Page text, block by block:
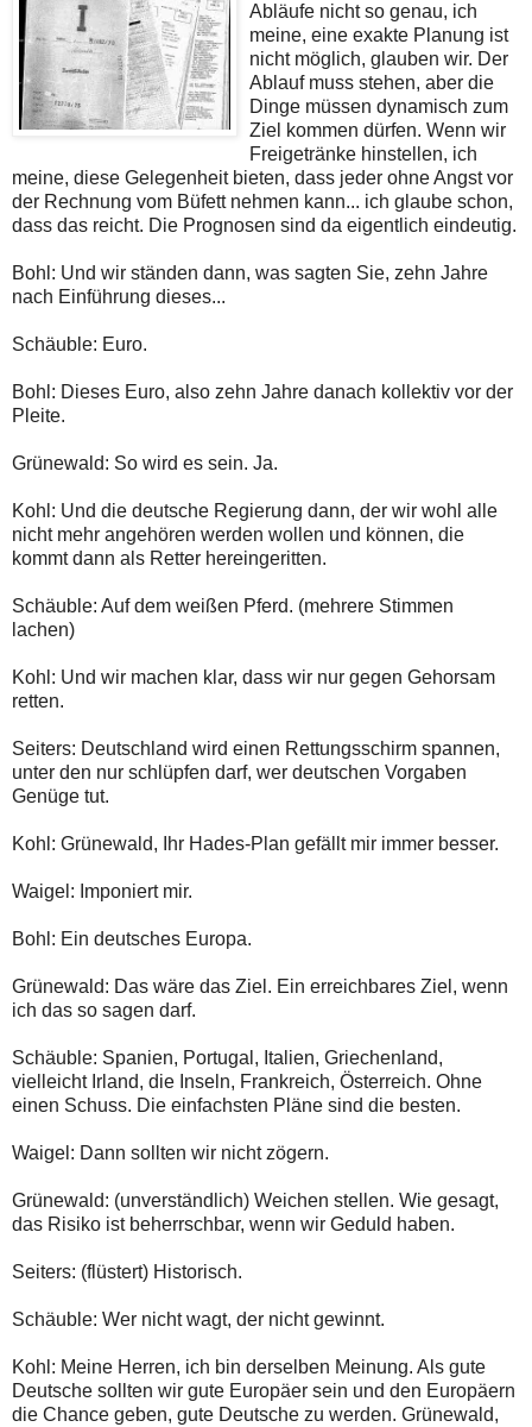
Abläufe nicht so genau, ich
meine, eine exakte Planung ist
nicht möglich, glauben wir. Der
Ablauf muss stehen, aber die
Dinge müssen dynamisch zum
Ziel kommen dürfen. Wenn wir
Freigetränke hinstellen, ich
meine, diese Gelegenheit bieten, dass jeder ohne Angst vor
der Rechnung vom Büfett nehmen kann... ich glaube schon,
dass das reicht. Die Prognosen sind da eigentlich eindeutig.
Bohl: Und wir ständen dann, was sagten Sie, zehn Jahre
nach Einführung dieses...
Schäuble: Euro.
Bohl: Dieses Euro, also zehn Jahre danach kollektiv vor der
Pleite.
Grünewald: So wird es sein. Ja.
Kohl: Und die deutsche Regierung dann, der wir wohl alle
nicht mehr angehören werden wollen und können, die
kommt dann als Retter hereingeritten.
Schäuble: Auf dem weißen Pferd. (mehrere Stimmen
lachen)
Kohl: Und wir machen klar, dass wir nur gegen Gehorsam
retten.
Seiters: Deutschland wird einen Rettungsschirm spannen,
unter den nur schlüpfen darf, wer deutschen Vorgaben
Genüge tut.
Kohl: Grünewald, Ihr Hades-Plan gefällt mir immer besser.
Waigel: Imponiert mir.
Bohl: Ein deutsches Europa.
Grünewald: Das wäre das Ziel. Ein erreichbares Ziel, wenn
ich das so sagen darf.
Schäuble: Spanien, Portugal, Italien, Griechenland,
vielleicht Irland, die Inseln, Frankreich, Österreich. Ohne
einen Schuss. Die einfachsten Pläne sind die besten.
Waigel: Dann sollten wir nicht zögern.
Grünewald: (unverständlich) Weichen stellen. Wie gesagt,
das Risiko ist beherrschbar, wenn wir Geduld haben.
Seiters: (flüstert) Historisch.
Schäuble: Wer nicht wagt, der nicht gewinnt.
Kohl: Meine Herren, ich bin derselben Meinung. Als gute
Deutsche sollten wir gute Europäer sein und den Europäern
die Chance geben, gute Deutsche zu werden. Grünewald,